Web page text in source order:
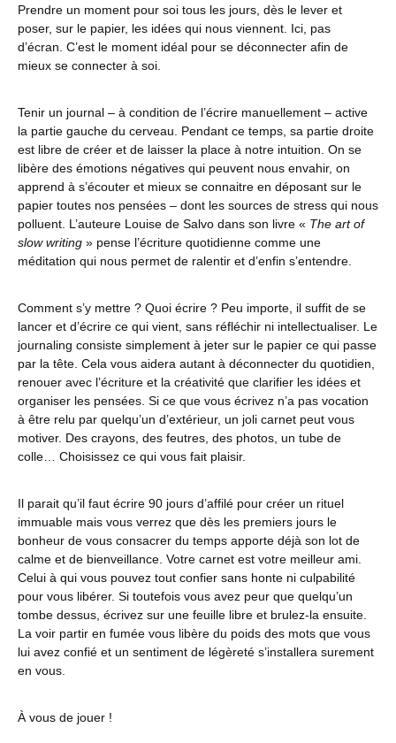
Prendre un moment pour soi tous les jours, dès le lever et
poser, sur le papier, les idées qui nous viennent. Ici, pas
d’écran. C’est le moment idéal pour se déconnecter afin de
mieux se connecter à soi.
Tenir un journal – à condition de l’écrire manuellement – active
la partie gauche du cerveau. Pendant ce temps, sa partie droite
est libre de créer et de laisser la place à notre intuition. On se
libère des émotions négatives qui peuvent nous envahir, on
apprend à s’écouter et mieux se connaitre en déposant sur le
papier toutes nos pensées – dont les sources de stress qui nous
polluent. L’auteure Louise de Salvo dans son livre « The art of
slow writing » pense l’écriture quotidienne comme une
méditation qui nous permet de ralentir et d’enfin s’entendre.
Comment s’y mettre ? Quoi écrire ? Peu importe, il suffit de se
lancer et d’écrire ce qui vient, sans réfléchir ni intellectualiser. Le
journaling consiste simplement à jeter sur le papier ce qui passe
par la tête. Cela vous aidera autant à déconnecter du quotidien,
renouer avec l’écriture et la créativité que clarifier les idées et
organiser les pensées. Si ce que vous écrivez n’a pas vocation
à être relu par quelqu’un d’extérieur, un joli carnet peut vous
motiver. Des crayons, des feutres, des photos, un tube de
colle… Choisissez ce qui vous fait plaisir.
Il parait qu’il faut écrire 90 jours d’affilé pour créer un rituel
immuable mais vous verrez que dès les premiers jours le
bonheur de vous consacrer du temps apporte déjà son lot de
calme et de bienveillance. Votre carnet est votre meilleur ami.
Celui à qui vous pouvez tout confier sans honte ni culpabilité
pour vous libérer. Si toutefois vous avez peur que quelqu’un
tombe dessus, écrivez sur une feuille libre et brulez-la ensuite.
La voir partir en fumée vous libère du poids des mots que vous
lui avez confié et un sentiment de légèreté s’installera surement
en vous.
À vous de jouer !